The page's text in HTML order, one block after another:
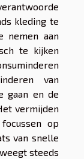
kleding te
nemen aan
te kijken
van
gaan en de
vermijden
op
van snelle
steeds